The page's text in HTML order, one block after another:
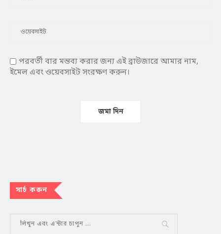
পরবর্তী বার মন্তব্য করার জন্য এই ব্রাউজারে আমার নাম,
ইমেল এবং ওয়েবসাইট সংরক্ষণ করুন।
সার্চ করুন